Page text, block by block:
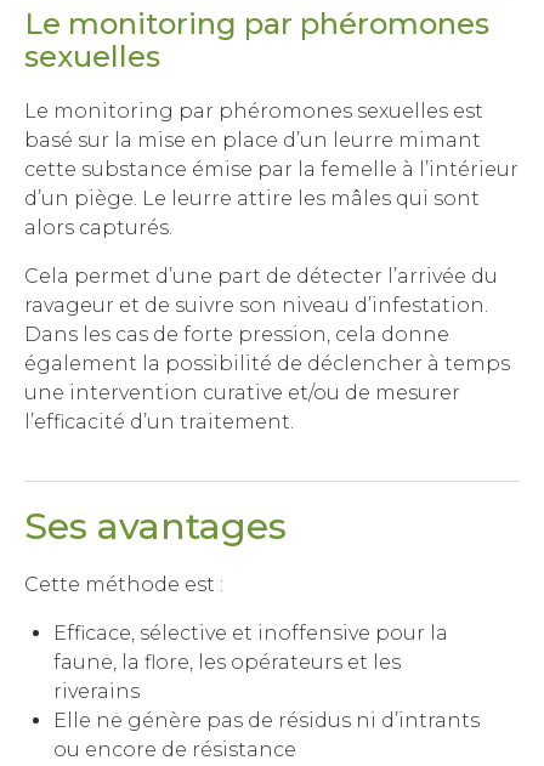
Le monitoring par phéromones
sexuelles
Le monitoring par phéromones sexuelles est
basé sur la mise en place d’un leurre mimant
cette substance émise par la femelle à l’intérieur
d’un piège. Le leurre attire les mâles qui sont
alors capturés.
Cela permet d’une part de détecter l’arrivée du
ravageur et de suivre son niveau d’infestation.
Dans les cas de forte pression, cela donne
également la possibilité de déclencher à temps
une intervention curative et/ou de mesurer
l’efficacité d’un traitement.
Ses avantages
Cette méthode est :
Efficace, sélective et inoffensive pour la
faune, la flore, les opérateurs et les
riverains
Elle ne génère pas de résidus ni d’intrants
ou encore de résistance